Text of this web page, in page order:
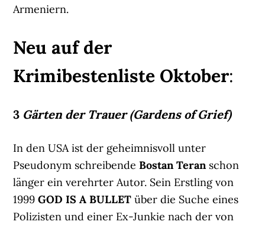
Armeniern.
Neu auf der
Krimibestenliste Oktober:
3 Gärten der Trauer (Gardens of Grief)
In den USA ist der geheimnisvoll unter
Pseudonym schreibendeBostan Teranschon
länger ein verehrter Autor. Sein Erstling von
1999GOD IS A BULLET über die Suche eines
Polizisten und einer Ex-Junkie nach der von